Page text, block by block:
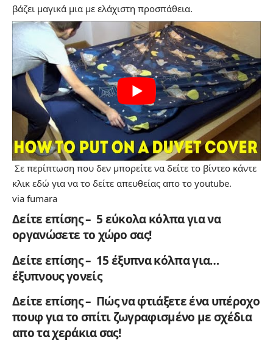
βάζει μαγικά μια με ελάχιστη προσπάθεια.
Σε περίπτωση που δεν μπορείτε να δείτε το βίντεο κάντε
κλικ εδώ για να το δείτε απευθείας απο το youtube.
via fumara
Δείτε επίσης – 5 εύκολα κόλπα για να
οργανώσετε το χώρο σας!
Δείτε επίσης – 15 έξυπνα κόλπα για…
έξυπνους γονείς
Δείτε επίσης – Πώς να φτιάξετε ένα υπέροχο
πουφ για το σπίτι ζωγραφισμένο με σχέδια
απο τα χεράκια σας!